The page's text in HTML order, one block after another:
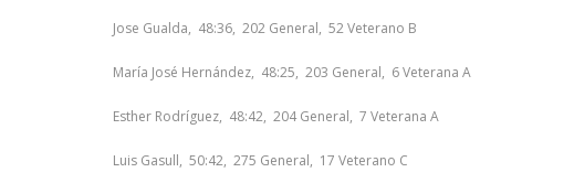
Jose Gualda, 48:36, 202 General, 52 Veterano B
María José Hernández, 48:25, 203 General, 6 Veterana A
Esther Rodríguez, 48:42, 204 General, 7 Veterana A
Luis Gasull, 50:42, 275 General, 17 Veterano C